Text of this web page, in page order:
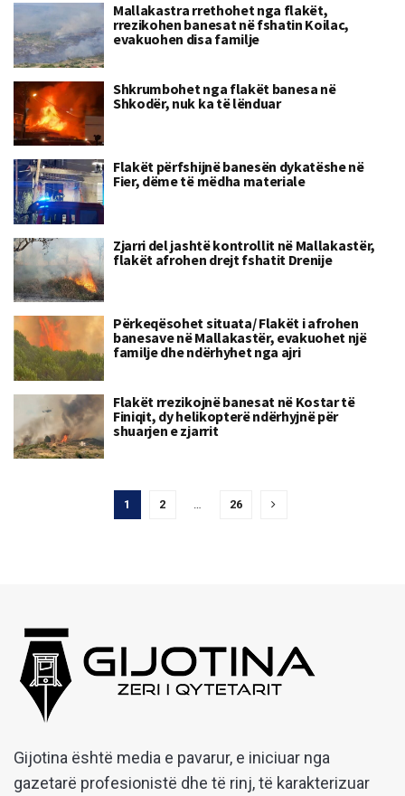
Mallakastra rrethohet nga flakët,
rrezikohen banesat në fshatin Koilac,
evakuohen disa familje
Shkrumbohet nga flakët banesa në
Shkodër, nuk ka të lënduar
Flakët përfshijnë banesën dykatëshe në
Fier, dëme të mëdha materiale
Zjarri del jashtë kontrollit në Mallakastër,
flakët afrohen drejt fshatit Drenije
Përkeqësohet situata/ Flakët i afrohen
banesave në Mallakastër, evakuohet një
familje dhe ndërhyhet nga ajri
Flakët rrezikojnë banesat në Kostar të
Finiqit, dy helikopterë ndërhyjnë për
shuarjen e zjarrit
1 2 … 26
Gijotina është media e pavarur, e iniciuar nga
gazetarë profesionistë dhe të rinj, të karakterizuar